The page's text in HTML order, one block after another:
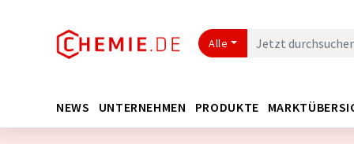
Alle
NEWS UNTERNEHMEN PRODUKTE